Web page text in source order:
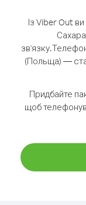
Із Viber Out
зв'язку.
(Польща) —
Придбайте
щоб